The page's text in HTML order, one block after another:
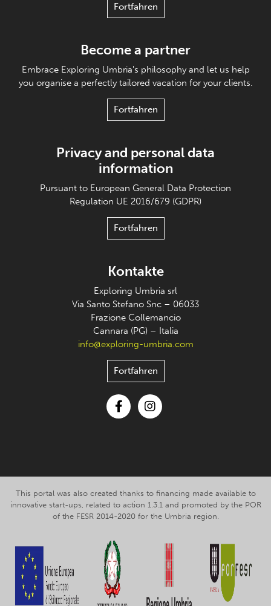
Fortfahren
Become a partner
Embrace Exploring Umbria's philosophy and let us help
you organise a perfectly tailored vacation for your clients.
Fortfahren
Privacy and personal data
information
Pursuant to European General Data Protection
Regulation UE 2016/679 (GDPR)
Fortfahren
Kontakte
Exploring Umbria srl
Via Santo Stefano Snc – 06033
Frazione Collemancio
Cannara (PG) – Italia
info@exploring-umbria.com
Fortfahren
This portal was also created thanks to financing made available to
innovative start-ups, related to action 1.3.1 and promoted by the POR
of the FESR 2014-2020 for the Umbria region.